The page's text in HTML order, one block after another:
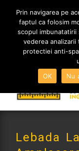
0765 522 734 |
Lebada
MENIU
Prin navigarea pe
faptul ca folosim
scopul
vederea
protectiei anti-
OK
Nu